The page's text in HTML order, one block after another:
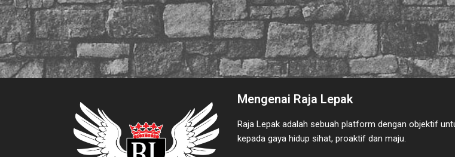
Mengenai Raja Lepak
Raja Lepak adalah sebuah platform dengan objektif
kepada gaya hidup sihat, proaktif dan maju.